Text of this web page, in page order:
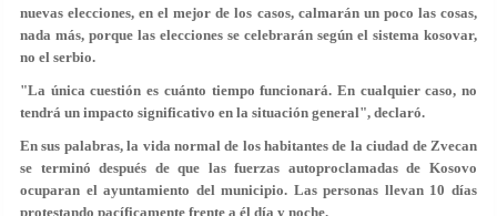
nuevas elecciones, en el mejor de los casos, calmarán un poco las cosas,
nada más, porque las elecciones se celebrarán según el sistema kosovar,
no el serbio.
"La única cuestión es cuánto tiempo funcionará. En cualquier caso, no
tendrá un impacto significativo en la situación general", declaró.
En sus palabras, la vida normal de los habitantes de la ciudad de Zvecan
se terminó después de que las fuerzas autoproclamadas de Kosovo
ocuparan el ayuntamiento del municipio. Las personas llevan 10 días
protestando pacíficamente frente a él día y noche.